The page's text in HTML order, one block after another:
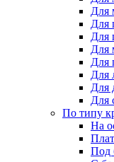
Для
Для
Для
Для
Для
Для
Для
Для
По типу
На
Под